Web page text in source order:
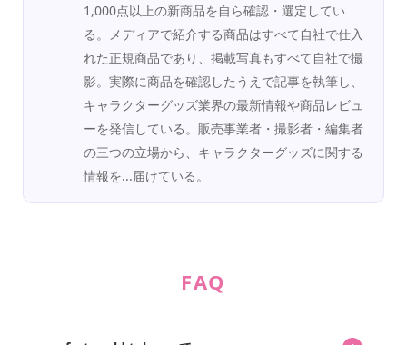
1,000点以上の新商品を自ら確認・選定してい
る。メディアで紹介する商品はすべて自社で仕入
れた正規商品であり、掲載写真もすべて自社で撮
影。実際に商品を確認したうえで記事を執筆し、
キャラクターグッズ業界の最新情報や商品レビュ
ーを発信している。販売事業者・撮影者・編集者
の三つの立場から、キャラクターグッズに関する
情報を...届けている。
FAQ